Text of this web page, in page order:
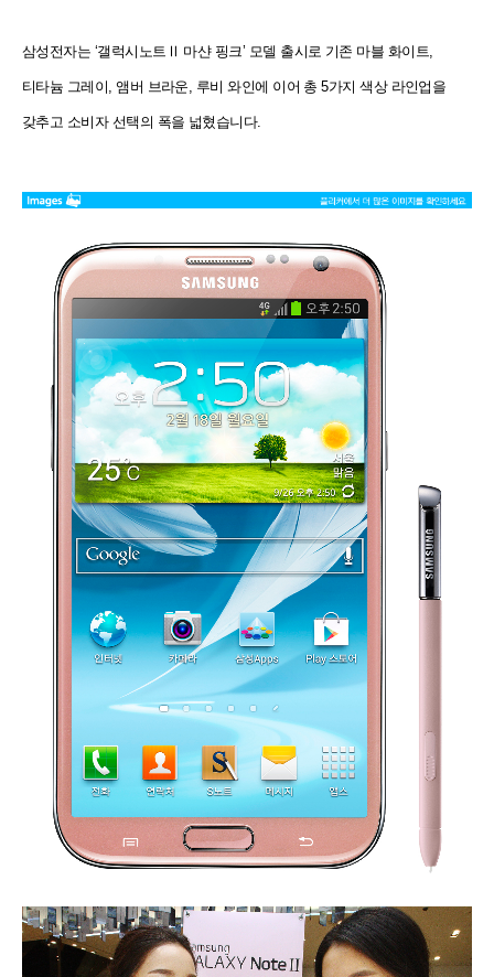
삼성전자는 ‘갤럭시노트Ⅱ 마샨 핑크’ 모델 출시로 기존 마블 화이트,
티타늄 그레이, 앰버 브라운, 루비 와인에 이어 총 5가지 색상 라인업을
갖추고 소비자 선택의 폭을 넓혔습니다.